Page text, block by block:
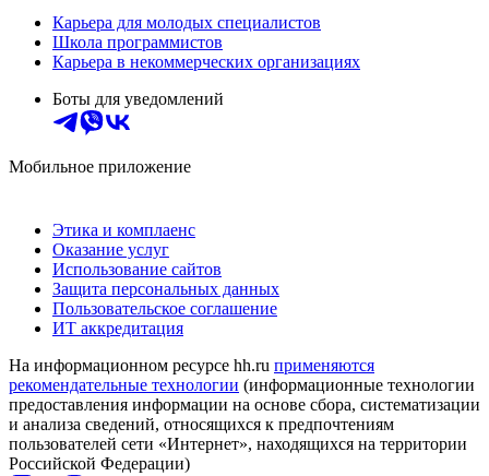
Карьера для молодых специалистов
Школа программистов
Карьера в некоммерческих организациях
Боты для уведомлений
Мобильное приложение
Этика и комплаенс
Оказание услуг
Использование сайтов
Защита персональных данных
Пользовательское соглашение
ИТ аккредитация
На информационном ресурсе hh.ru применяются
рекомендательные технологии (информационные технологии
предоставления информации на основе сбора, систематизации
и анализа сведений, относящихся к предпочтениям
пользователей сети «Интернет», находящихся на территории
Российской Федерации)